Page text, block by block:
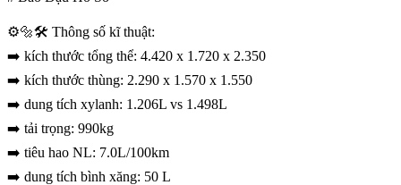
⚙️🔩🛠 Thông số kĩ thuật:
➡️ kích thước tổng thể: 4.420 x 1.720 x 2.350
➡️ kích thước thùng: 2.290 x 1.570 x 1.550
➡️ dung tích xylanh: 1.206L vs 1.498L
➡️ tải trọng: 990kg
➡️ tiêu hao NL: 7.0L/100km
➡️ dung tích bình xăng: 50 L